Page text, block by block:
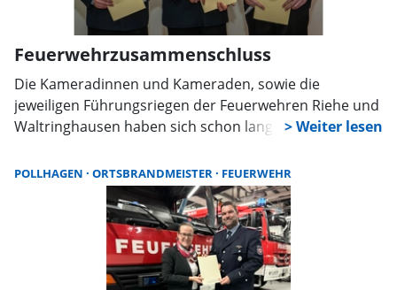
Feuerwehrzusammenschluss
Die Kameradinnen und Kameraden, sowie die
jeweiligen Führungsriegen der Feuerwehren Riehe und
Waltringhausen haben sich schon lange entschieden
auch offiziell einer solchen Fusion zu und wählten
gleichzeitig ihr erstes gemeinsames Kommando, dass
ab dem 1. Januar 2025 die Führung in der neuen Wehr
übernehmen wird.
POLLHAGEN ORTSBRANDMEISTER FEUERWEHR